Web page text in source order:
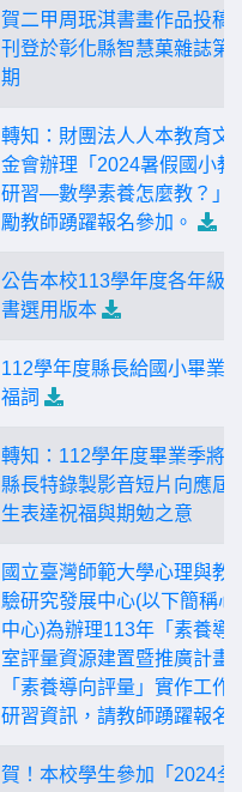
賀二甲周珉淇書畫作品投稿
刊登於彰化縣智慧菓雜誌第
期
轉知：財團法人人本教育文
金會辦理「2024暑假國小教
研習—數學素養怎麼教？」
勵教師踴躍報名參加。
公告本校113學年度各年級
書選用版本
112學年度縣長給國小畢業
福詞
轉知：112學年度畢業季將
縣長特錄製影音短片向應屆
生表達祝福與期勉之意
國立臺灣師範大學心理與教
驗研究發展中心(以下簡稱心
中心)為辦理113年「素養導
室評量資源建置暨推廣計畫
「素養導向評量」實作工作
研習資訊，請教師踴躍報名
賀！本校學生參加「2024全